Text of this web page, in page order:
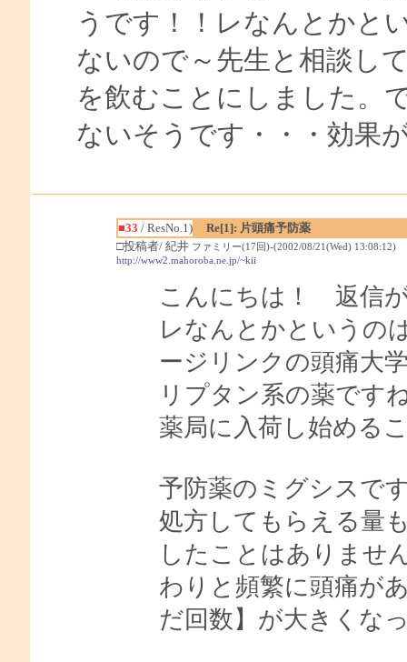
うです！！レなんとかと
ないので～先生と相談し
を飲むことにしました。
ないそうです・・・効果
■33 / ResNo.1)
Re[1]: 片頭痛予防薬
□投稿者/ 紀井 ファミリー(17回)-(2002/08/21(Wed) 13:08:12)
http://www2.mahoroba.ne.jp/~kii
こんにちは！ 返信
レなんとかというの
ージリンクの頭痛大
リプタン系の薬です
薬局に入荷し始める
予防薬のミグシスで
処方してもらえる量
したことはありませ
わりと頻繁に頭痛が
だ回数】が大きくな